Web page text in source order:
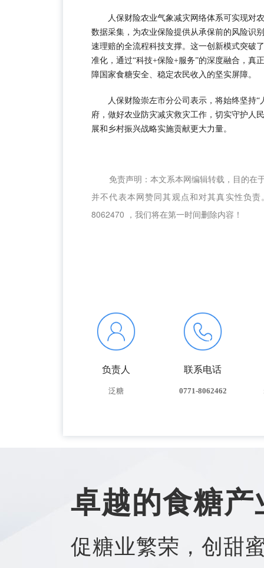
人保财险农业气象减灾网络体系可实现对
数据采集，为农业保险提供从承保前的风险识
速理赔的全流程科技支撑。这一创新模式突破
准化，通过“科技+保险+服务”的深度融合，真
障国家食糖安全、稳定农民收入的坚实屏障。
人保财险崇左市分公司表示，将始终坚持
府，做好农业防灾减灾救灾工作，切实守护人
展和乡村振兴战略实施贡献更大力量。
免责声明：本文系本网编辑转载，目的在
并不代表本网赞同其观点和对其真实性负
8062470 ，我们将在第一时间删除内容！
负责人
泛糖
联系电话
0771-8062462
卓越的食糖
促糖业繁荣，创甜